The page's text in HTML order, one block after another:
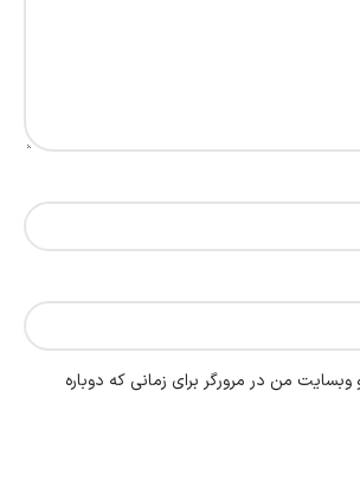
وبسایت من در مرورگر برای زمانی که دوباره